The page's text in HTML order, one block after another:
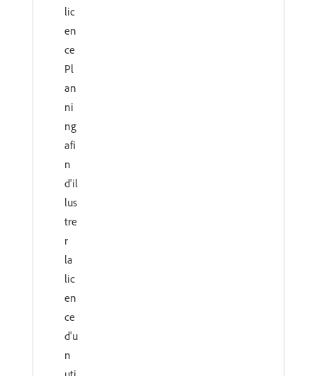
lic
en
ce
Pl
an
ni
ng
afi
n
d'il
lus
tre
r
la
lic
en
ce
d'u
n